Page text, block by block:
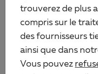
trouverez de plus
compris sur le
des fournisseurs
ainsi que dans
Vous pouvez